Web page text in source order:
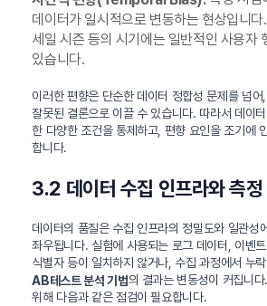
데이터가 일시적으로 변동하는 현상입니다
세일 시즌 등의 시기에는 일반적인 사용자
있습니다.
이러한 편향은 단순한 데이터 정합성 문제를 넘
잘못된 결론으로 이끌 수 있습니다. 따라서 데이
한 다양한 조건을 통제하고, 편향 요인을 조기에
합니다.
3.2 데이터 수집 인프라와 측
데이터의 품질은 수집 인프라의 정밀도와 일관성
좌우됩니다. 실험에 사용되는 로그 데이터, 이벤
식별자 등이 일치하지 않거나, 수집 과정에서 누
AB테스트 분석 기법의 결과는 변동성이 커집니
위해 다음과 같은 점검이 필요합니다.